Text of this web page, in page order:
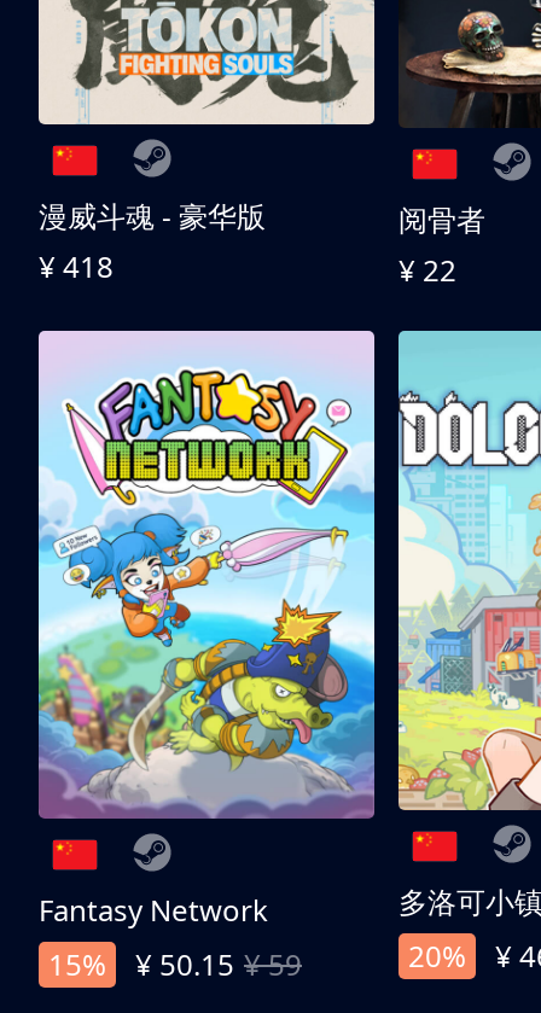
漫威斗魂 - 豪华版
¥ 418
阅骨者
¥ 22
Fantasy Network
15%
¥ 50.15 ¥ 59
多洛可小
20%
¥